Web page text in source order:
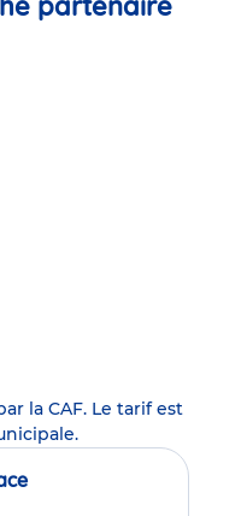
la CAF. Le tarif est